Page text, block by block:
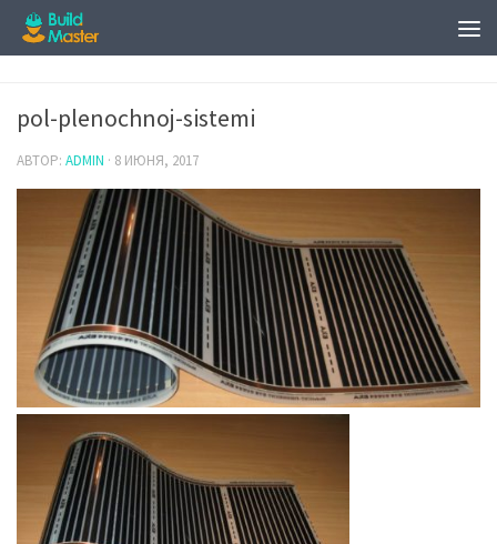
pol-plenochnoj-sistemi
АВТОР: ADMIN · 8 ИЮНЯ, 2017